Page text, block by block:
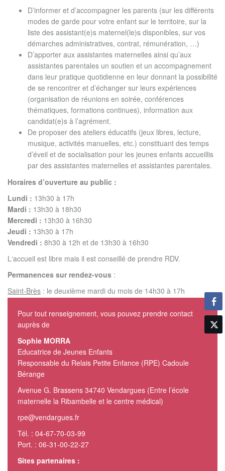
D’informer et d’accompagner les parents (sur les différents
modes de garde pour votre enfant sur le territoire, sur la
liste des assistant(e)s maternel(le)s disponibles, sur vos
démarches administratives, contrat, rémunération, …)
D’apporter aux assistantes maternelles ainsi qu’aux
assistantes parentales un soutien et un accompagnement
dans leur pratique quotidienne en leur donnant la possibilité
de se rencontrer et d’échanger sur leurs expériences
(organisation de réunions en soirée, conférences
thématiques, formations continues), information aux
candidat(e)s à l’agrément.
De proposer des ateliers éducatifs (jeux libres, lecture,
musique, activités manuelles, etc.) constituant des temps
d’éveil et de socialisation pour les jeunes enfants accueillis
par des assistantes maternelles et assistantes parentales.
Horaires d’ouverture au public :
Lundi : 13h30 à 17h
Mardi : 13h30 à 18h30
Mercredi : 13h30 à 16h30
Jeudi : 13h30 à 17h
Vendredi : 8h30 à 12h et de 13h30 à 16h30
L‘accueil est libre mais il est conseillé de prendre RDV.
Permanences sur rendez-vous :
Saint-Brès : le deuxième mardi du mois de 14h30 à 17h
Pour tout renseignement, vous pouvez prendre contact
auprès de
Sophie MORRA
Educatrice de Jeunes Enfants
Responsable du Relais Petite Enfance (RPE) Cadoule
Bérange
Avenue G. Brassens 34740 Vendargues (Entre l’école
maternelle la Ribambelle et le centre médical)
rpe@vendargues.fr
Tél. : 04-67-70-03-99
Port. : 06-31-00-22-27
Sites partenaires :